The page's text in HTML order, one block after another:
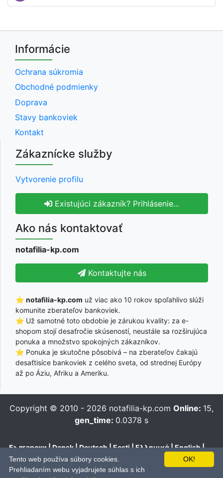
Informácie
Ochrana súkromia
Obchodné podmienky
Doprava
Stavy bankoviek
Kontakt
Zákaznícke služby
Vytvorenie profilu
Existujúci zákazník? Prihlásenie...
Ako nás kontaktovať
notafilia-kp.com
Kontaktujte nás
⭐ notafilia-kp.com už viac ako 10 rokov spoľahlivo slúži
komunite zberateľov bankoviek.
⭐ Už samotné toto obdobie je zárukou kvality: za e-
shopom stojí desaťročie skúseností, neustále sa rozširujúca
ponuka a množstvo spokojných zákazníkov.
⭐ Ponuka je skutočne pôsobivá – na zberateľov čakajú
desaťtisíce bankoviek z celého sveta, od strednej Európy
až po Áziu, Afriku a Ameriku.
Copyright © 2010 - 2026 notafilia-kp.com Online: 15,
gen_time: 0.0378 s
Български|Dansk|Deutsch|Eesti|Ελληνικά|English|
Español| Français|Hrvatski|Italiano Lietuvių
Magyar|Nederlands|Polski |Português Română|Pусский
OK!
Tento web používa súbory cookies.
Prehliadaním webu vyjadrujete súhlas s ich